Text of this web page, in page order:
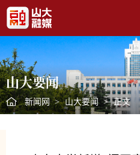
山大要闻
新闻网 > 山大要闻 > 正文